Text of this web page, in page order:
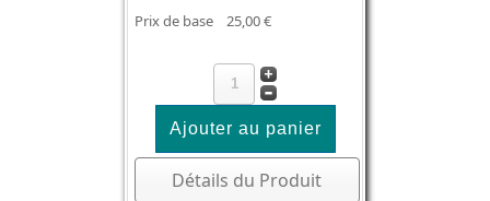
Prix de base 25,00 €
Détails du Produit